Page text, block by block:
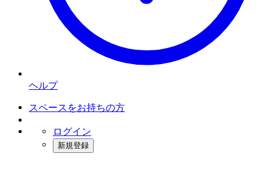
ヘルプ
スペースをお持ちの方
ログイン
新規登録